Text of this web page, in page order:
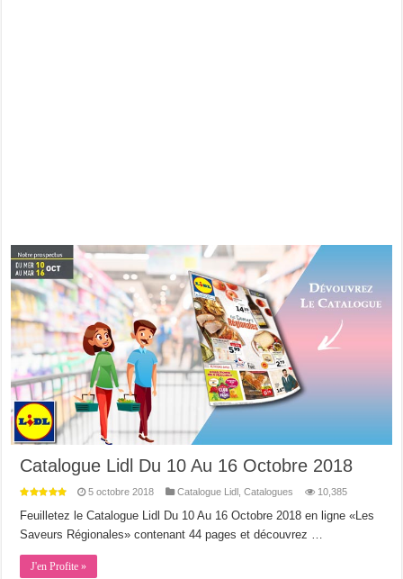
Catalogue Lidl Du 10 Au 16 Octobre 2018
5 octobre 2018 Catalogue Lidl ,Catalogues 10,385
Feuilletez le Catalogue Lidl Du 10 Au 16 Octobre 2018 en ligne «Les
Saveurs Régionales» contenant 44 pages et découvrez …
J'en Profite »